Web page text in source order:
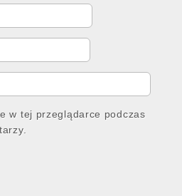
w tej przeglądarce podczas